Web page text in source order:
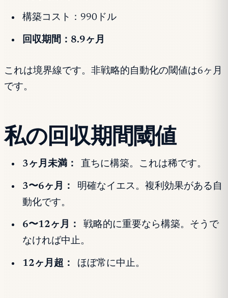
構築コスト：990ドル
回収期間：8.9ヶ月
これは境界線です。非戦略的自動化の閾値は6ヶ月
です。
私の回収期間閾値
3ヶ月未満： 直ちに構築。これは稀です。
3〜6ヶ月：
明確なイエス。複利効果がある自
動化です。
6〜12ヶ月：
戦略的に重要なら構築。そうで
なければ中止。
12ヶ月超： ほぼ常に中止。